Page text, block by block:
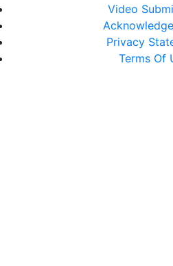
Video
Privacy
Terms Of